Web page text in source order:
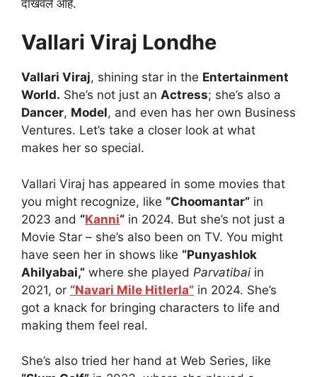
दाखवले आहे.
Vallari Viraj Londhe
Vallari Viraj, shining star in the Entertainment
World. She’s not just an Actress; she’s also a
Dancer, Model, and even has her own Business
Ventures. Let’s take a closer look at what
makes her so special.
Vallari Viraj has appeared in some movies that
you might recognize, like “Choomantar” in
2023 and “Kanni“ in 2024. But she’s not just a
Movie Star – she’s also been on TV. You might
have seen her in shows like “Punyashlok
Ahilyabai,” where she played Parvatibai in
2021, or “Navari Mile Hitlerla” in 2024. She’s
got a knack for bringing characters to life and
making them feel real.
She’s also tried her hand at Web Series, like